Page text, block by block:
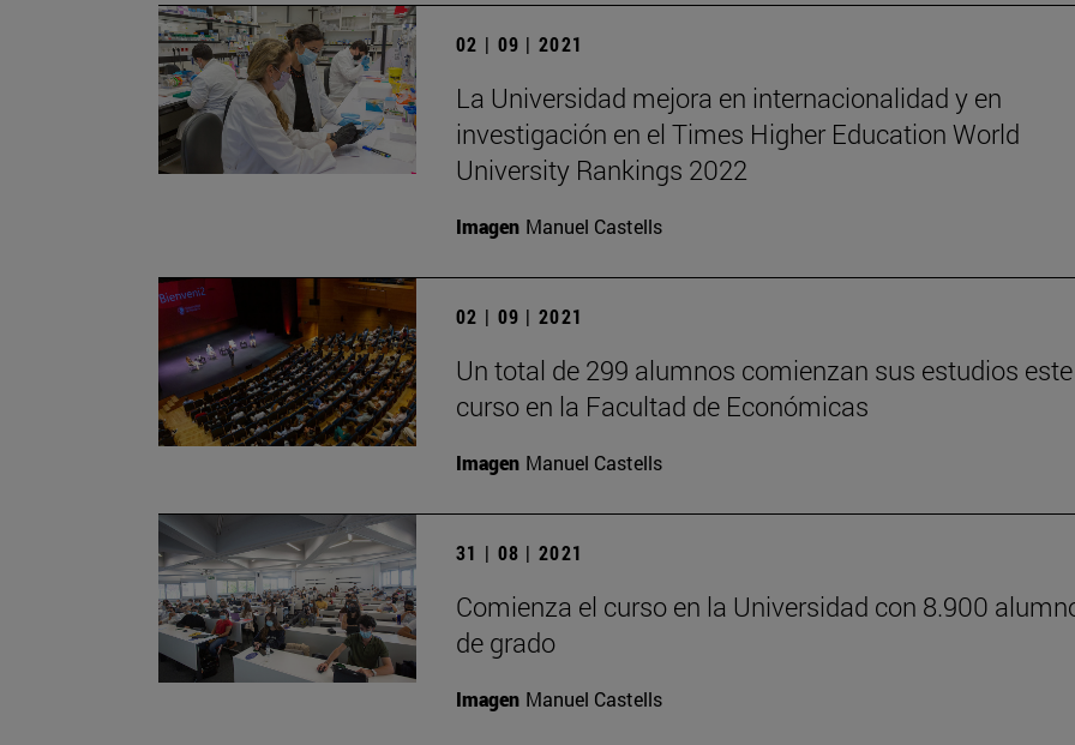
02 | 09 | 2021
La Universidad mejora en internacionalidad y en
investigación en el Times Higher Education World
University Rankings 2022
Imagen Manuel Castells
02 | 09 | 2021
Un total de 299 alumnos comienzan sus estudios este
curso en la Facultad de Económicas
Imagen Manuel Castells
31 | 08 | 2021
Comienza el curso en la Universidad con 8.900
de grado
Imagen Manuel Castells